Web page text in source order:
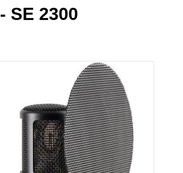
- SE 2300